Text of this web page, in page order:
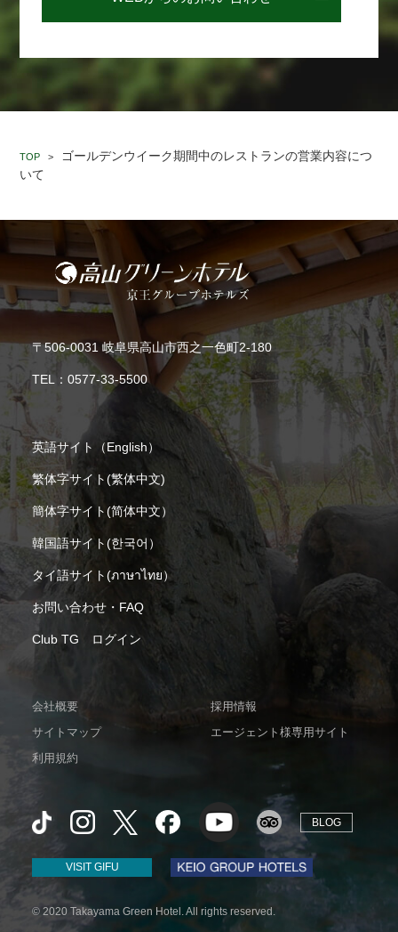
TOP >
ゴールデンウイーク期間中のレストランの営業内容につ
いて
〒506-0031 岐阜県高山市西之一色町2-180
TEL： 0577-33-5500
英語サイト（English）
繁体字サイト(繁体中文)
簡体字サイト(简体中文）
韓国語サイト(한국어）
タイ語サイト(ภาษาไทย）
お問い合わせ・FAQ
Club TG ログイン
会社概要
採用情報
サイトマップ
エージェント様専用サイト
利用規約
BLOG
VISIT GIFU
© 2020 Takayama Green Hotel. All rights reserved.